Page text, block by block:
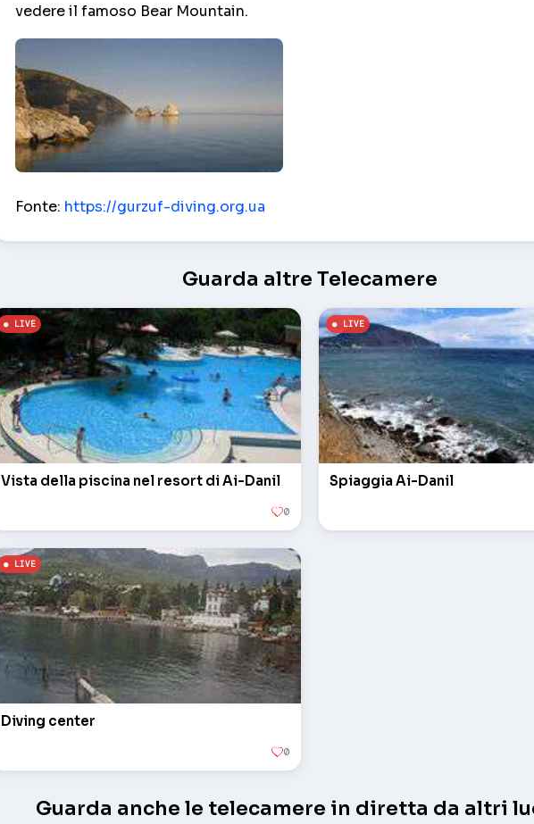
vedere il famoso Bear Mountain.
Fonte: https://gurzuf-diving.org.ua
Guarda altre Telecamere
Vista della piscina nel resort di Ai-Danil
0
Spiaggia Ai-Danil
Diving center
0
Guarda anche le telecamere in diretta da altri